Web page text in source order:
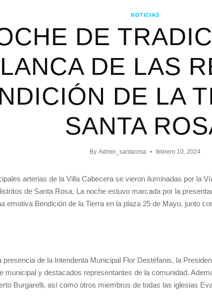
NOTICIAS
DE
DE LAS
DE LA
SANTA
By Admin_santarosa febrero 10, 2024
arterias de la Villa Cabecera se vieron iluminadas por la
de Santa Rosa. La noche estuvo marcada por la
emotiva Bendición de la Tierra en la plaza 25 de Mayo, junto
presencia de la Intendenta Municipal Flor Destéfanis, la
municipal y destacados representantes de la comunidad.
Burgarelli, así como otros miembros de todas las iglesias